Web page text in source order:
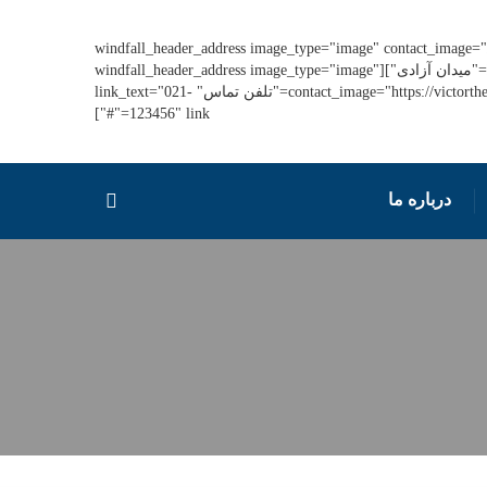
[windfall_header_address image_type="image"
main_text="ایران، تهران" link_text="میدان آزادی"][windfall_header_address image_type="image"
contact_image="https://victorthemes.com/themes/windfall/wp-content/uploads/2019/04/icon3@2x.png" main_text="تلفن تماس" link_text="021-
123456" link="#"]
درباره ما